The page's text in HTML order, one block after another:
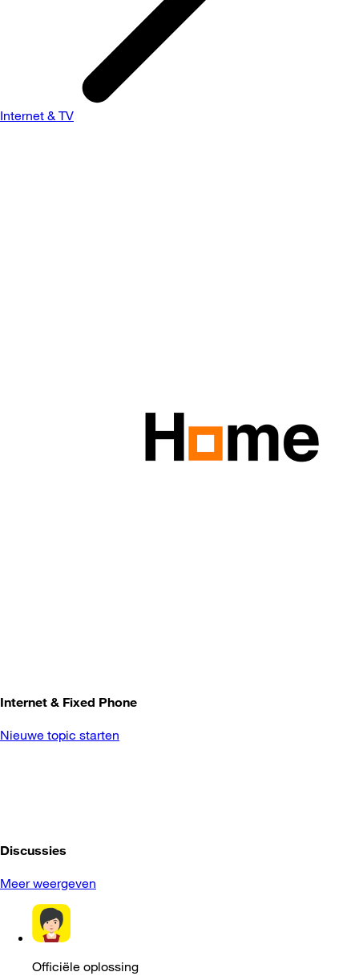
Internet & TV
Internet & Fixed Phone
Nieuwe topic starten
Discussies
Meer weergeven
Officiële oplossing